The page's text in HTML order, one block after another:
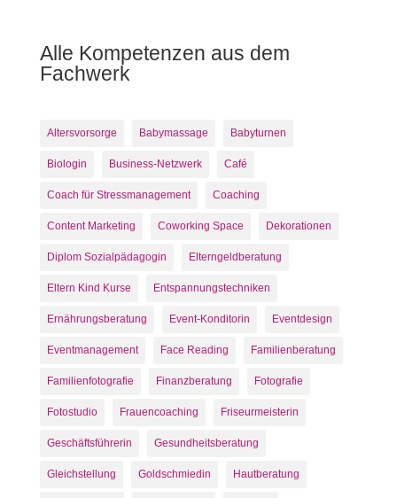
Alle Kompetenzen aus dem
Fachwerk
Altersvorsorge Babymassage Babyturnen
Biologin Business-Netzwerk Café
Coach für Stressmanagement Coaching
Content Marketing Coworking Space Dekorationen
Diplom Sozialpädagogin Elterngeldberatung
Eltern Kind Kurse Entspannungstechniken
Ernährungsberatung Event-Konditorin Eventdesign
Eventmanagement Face Reading Familienberatung
Familienfotografie Finanzberatung Fotografie
Fotostudio Frauencoaching Friseurmeisterin
Geschäftsführerin Gesundheitsberatung
Gleichstellung Goldschmiedin Hautberatung